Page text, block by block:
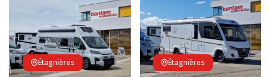
Étagnières Étagnières